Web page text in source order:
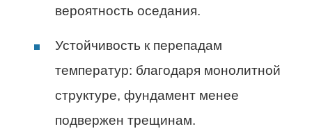
вероятность оседания.
Устойчивость к перепадам
температур: благодаря монолитной
структуре, фундамент менее
подвержен трещинам.